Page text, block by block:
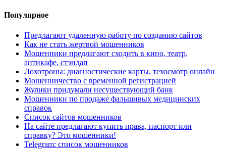
Популярное
Предлагают удаленную работу по созданию сайтов
Как не стать жертвой мошенников
Мошенники предлагают сходить в кино, театр,
антикафе, стэндап
Лохотроны: диагностические карты, техосмотр онлайн
Мошенничество с временной регистрацией
Жулики придумали несуществующий банк
Мошенники по продаже фальшивых медицинских
справок
Список сайтов мошенников
На сайте предлагают купить права, паспорт или
справку? Это мошенники!
Telegram: список мошенников